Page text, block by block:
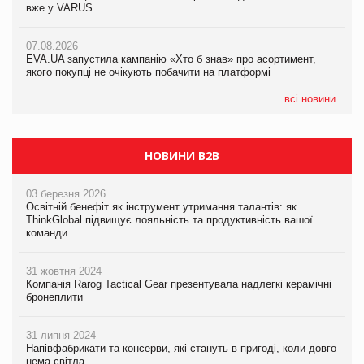
вже у VARUS
07.08.2026
EVA.UA запустила кампанію «Хто б знав» про асортимент,
якого покупці не очікують побачити на платформі
всі новини
Смачна новинка для хвостатих: у VARUS з’явилися паучі
05.08.2026
Мережа супермаркетів VARUS купує мережу магазинів
НОВИНИ B2B
03 березня 2026
Освітній бенефіт як інструмент утримання талантів: як
ThinkGlobal підвищує лояльність та продуктивність вашої
команди
31 жовтня 2024
Компанія Rarog Tactical Gear презентувала надлегкі керамічні
бронеплити
31 липня 2024
Напівфабрикати та консерви, які стануть в пригоді, коли довго
нема світла